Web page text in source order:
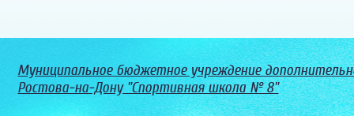
Муниципальное бюджетное учреждение
Ростова-на-Дону "Спортивная школа № 8"